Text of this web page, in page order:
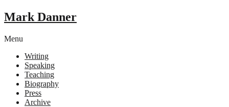
Mark Danner
Menu
Writing
Speaking
Teaching
Biography
Press
Archive